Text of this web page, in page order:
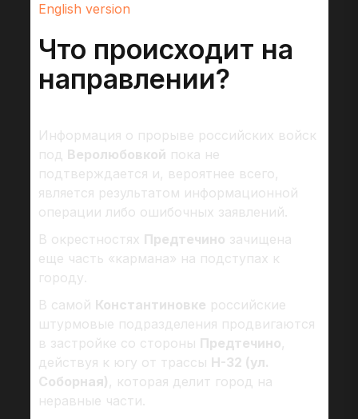
English version
Что происходит на
направлении?
Информация о прорыве российских войск
под Веролюбовкой пока не
подтверждается и, вероятнее всего,
является результатом информационной
операции либо ошибочных заявлений.
В окрестностях Предтечино зачищена
еще часть «кармана» на подступах к
городу.
В самой Константиновке российские
штурмовые подразделения продвигаются
в застройке со стороны Предтечино,
действуя к югу от трассы Н-32 (ул.
Соборная) , которая делит город на
неравные части.